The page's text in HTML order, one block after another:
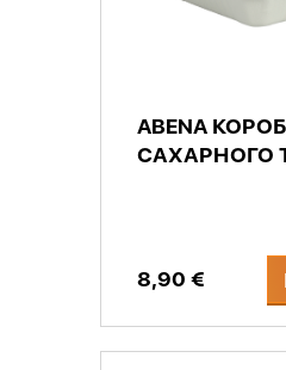
ABENA
САХАРНОГО
8,90 €